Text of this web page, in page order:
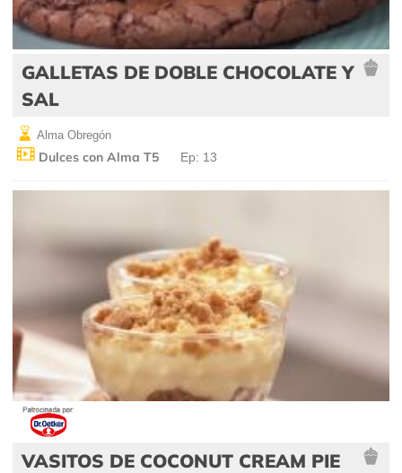
GALLETAS DE DOBLE CHOCOLATE Y
SAL
Alma Obregón
Dulces con Alma T5 Ep: 13
VASITOS DE COCONUT CREAM PIE